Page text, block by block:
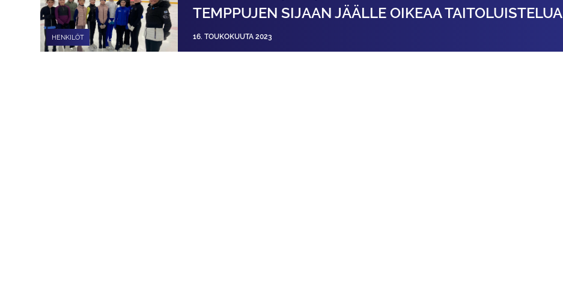
HENKILÖT
TEMPPUJEN SIJAAN JÄÄLLE OIKEAA TAITOLUISTELUA
16. TOUKOKUUTA 2023